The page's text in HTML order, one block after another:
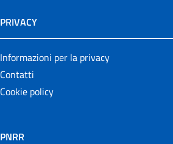
PRIVACY
Informazioni per la privacy
Contatti
Cookie policy
PNRR